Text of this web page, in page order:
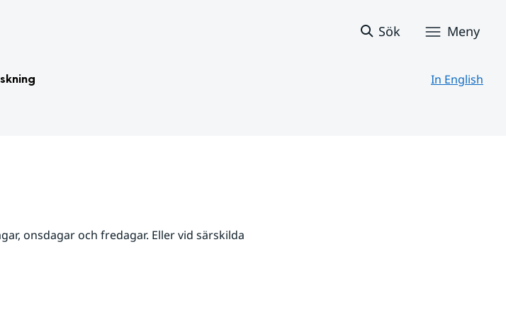
Sök Meny
In English
onsdagar och fredagar. Eller vid särskilda